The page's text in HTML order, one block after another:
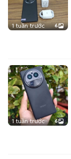
1 tuần trước 6
1 tuần trước 6